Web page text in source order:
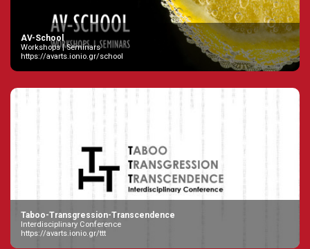
AV-School
Workshops | Seminars
https://avarts.ionio.gr/school
Taboo-Transgression-Transcendence
Interdisciplinary Conference
https://avarts.ionio.gr/ttt